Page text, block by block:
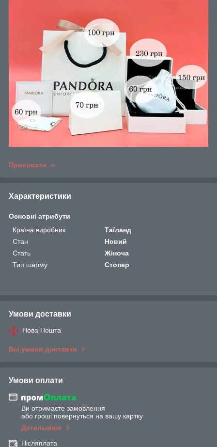
Приховати
Характеристики
Основні атрибути
Країна виробник
Таїланд
Стан
Новий
Стать
Жіноча
Тип шарму
Стопер
Умови доставки
Нова Пошта
Всі умови доставки
Умови оплати
Ви отримаєте замовлення
або гроші повернуться на вашу картку
Детальніше
Післяплата